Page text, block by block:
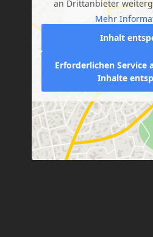
an Drittanbieter
Mehr
Inhalt
Erforderlichen Service
Inhalte